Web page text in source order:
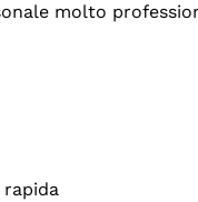
molto
rapida